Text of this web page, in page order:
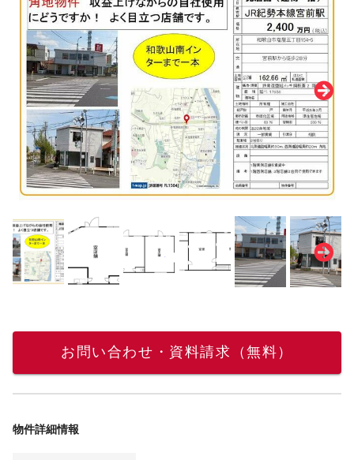
お問い合わせ・資料請求（無料）
物件詳細情報